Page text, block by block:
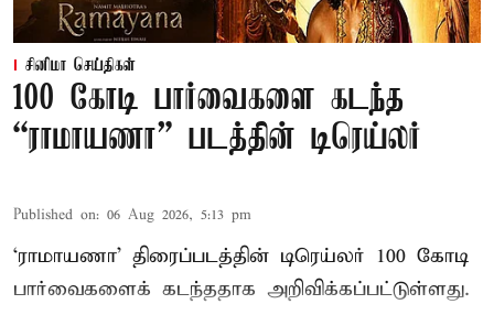
சினிமா செய்திகள்
100 கோடி பார்வைகளை கடந்த
“ராமாயணா” படத்தின் டிரெய்லர்
Published on: 06 Aug 2026, 5:13 pm
‘ராமாயணா’ திரைப்படத்தின் டிரெய்லர் 100 கோடி
பார்வைகளைக் கடந்ததாக அறிவிக்கப்பட்டுள்ளது.